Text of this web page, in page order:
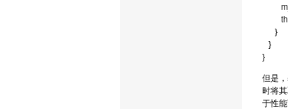
}
}
}
但是
时将
于性